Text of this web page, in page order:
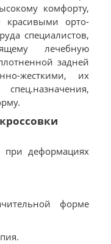
комфорту,
красивыми орто-
специалистов,
лечебную
задней
жесткими, их
при деформациях
форме